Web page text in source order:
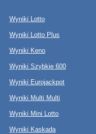
Wyniki Lotto
Wyniki Lotto Plus
Wyniki Keno
Wyniki Szybkie 600
Wyniki Eurojackpot
Wyniki Multi Multi
Wyniki Mini Lotto
Wyniki Kaskada